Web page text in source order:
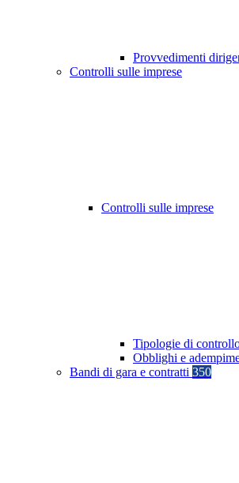
Provvedimenti
Controlli sulle imprese
Controlli sulle imprese
Tipologie di
Obblighi e
Bandi di gara e contratti 350